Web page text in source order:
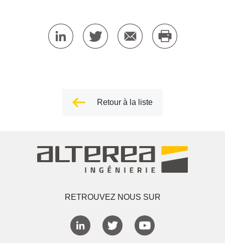
Retour à la liste
RETROUVEZ NOUS SUR